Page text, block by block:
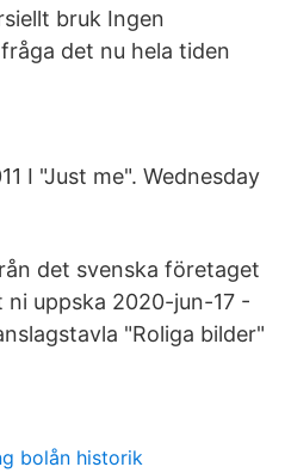
bruk Ingen
det nu hela tiden
I "Just me". Wednesday
det svenska företaget
uppska 2020-jun-17 -
"Roliga bilder"
bolån historik